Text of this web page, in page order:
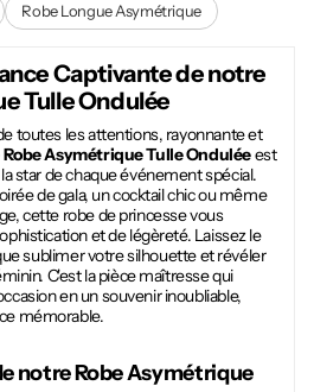
Robe Longue Asymétrique
Captivante de notre
Tulle Ondulée
toutes les attentions, rayonnante et
Robe Asymétrique Tulle Onduléeest
star de chaque événement spécial.
de gala, un cocktail chic ou même
cette robe de princesse vous
et de légèreté. Laissez le
sublimer votre silhouette et révéler
C'est la pièce maîtresse qui
en un souvenir inoubliable,
mémorable.
notreRobe Asymétrique